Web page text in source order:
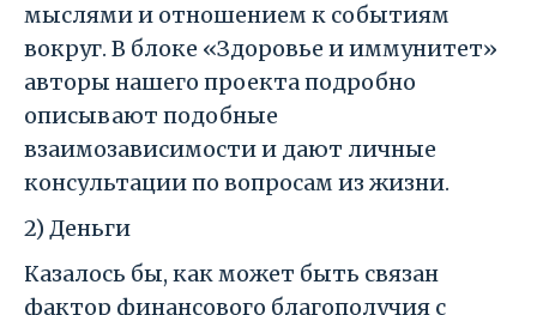
мыслями и отношением к событиям
вокруг. В блоке «Здоровье и иммунитет»
авторы нашего проекта подробно
описывают подобные
взаимозависимости и дают личные
консультации по вопросам из жизни.
2) Деньги
Казалось бы, как может быть связан
фактор финансового благополучия с